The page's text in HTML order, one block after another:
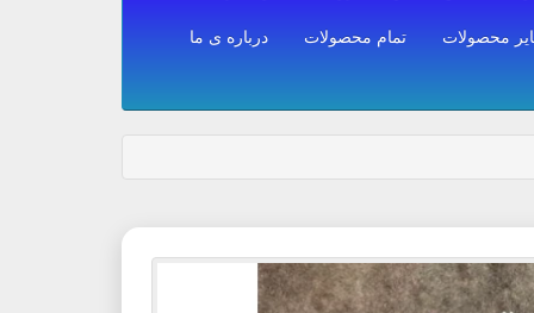
محصولات تمام محصولات درباره ی ما